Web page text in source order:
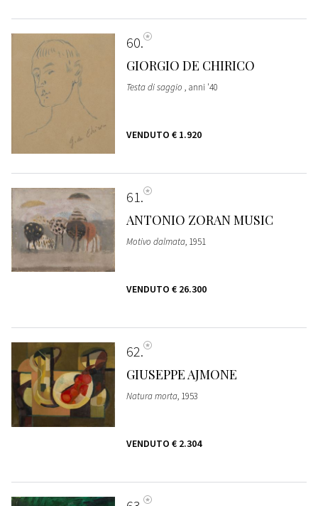
60
GIORGIO DE CHIRICO
Testa di saggio , anni '40
VENDUTO € 1.920
61
ANTONIO ZORAN MUSIC
Motivo dalmata, 1951
VENDUTO € 26.300
62
GIUSEPPE AJMONE
Natura morta, 1953
VENDUTO € 2.304